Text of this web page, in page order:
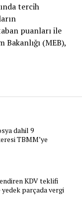
tercih
puanları ile
(MEB),
dahil 9
TBMM’ye
KDV teklifi
yedek parçada vergi